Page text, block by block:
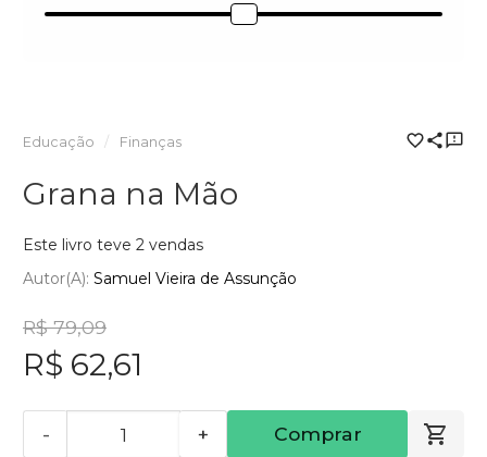
Educação Finanças
Grana na Mão
Este livro teve 2 vendas
Autor(a): Samuel Vieira de Assunção
R$ 79,09
R$ 62,61
- + Comprar